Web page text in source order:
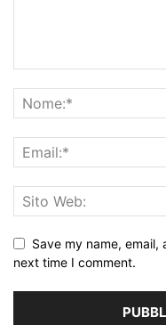
Save my name,
next time I comment.